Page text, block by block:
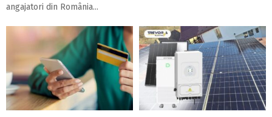
angajatori din România...